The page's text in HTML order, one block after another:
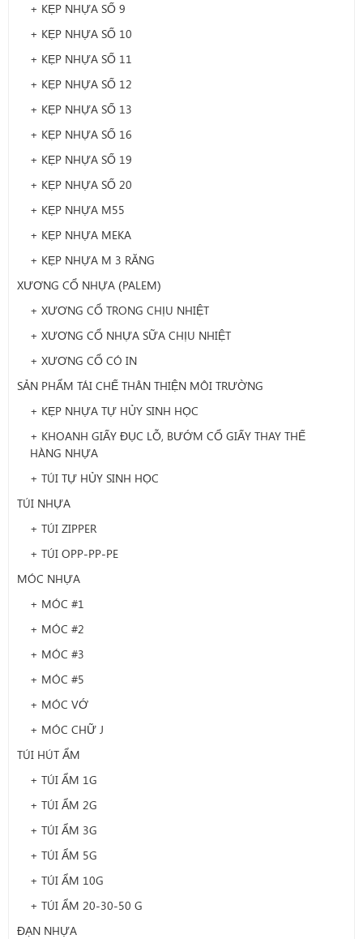
+ KẸP NHỰA SỐ 9
+ KẸP NHỰA SỐ 10
+ KẸP NHỰA SỐ 11
+ KẸP NHỰA SỐ 12
+ KẸP NHỰA SỐ 13
+ KẸP NHỰA SỐ 16
+ KẸP NHỰA SỐ 19
+ KẸP NHỰA SỐ 20
+ KẸP NHỰA M55
+ KẸP NHỰA MEKA
+ KẸP NHỰA M 3 RĂNG
XƯƠNG CỔ NHỰA (PALEM)
+ XƯƠNG CỔ TRONG CHỊU NHIỆT
+ XƯƠNG CỔ NHỰA SỮA CHỊU NHIỆT
+ XƯƠNG CỔ CÓ IN
SẢN PHẨM TÁI CHẾ THÂN THIỆN MÔI TRƯỜNG
+ KẸP NHỰA TỰ HỦY SINH HỌC
+ KHOANH GIẤY ĐỤC LỖ, BƯỚM CỔ GIẤY THAY THẾ
HÀNG NHỰA
+ TÚI TỰ HỦY SINH HỌC
TÚI NHỰA
+ TÚI ZIPPER
+ TÚI OPP-PP-PE
MÓC NHỰA
+ MÓC #1
+ MÓC #2
+ MÓC #3
+ MÓC #5
+ MÓC VỚ
+ MÓC CHỮ J
TÚI HÚT ẨM
+ TÚI ẨM 1G
+ TÚI ẨM 2G
+ TÚI ẨM 3G
+ TÚI ẨM 5G
+ TÚI ẨM 10G
+ TÚI ẨM 20-30-50 G
ĐẠN NHỰA